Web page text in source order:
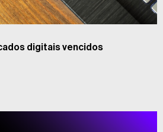
digitais vencidos